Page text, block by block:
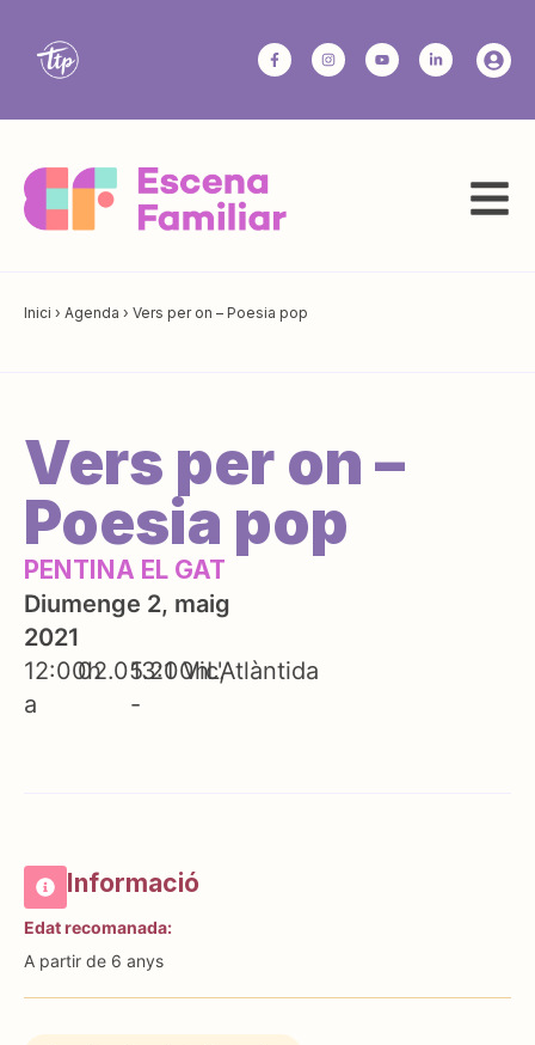
Inici › Agenda › Vers per on – Poesia pop
Vers per on –
Poesia pop
PENTINA EL GAT
Diumenge 2, maig
2021
12:00h
a
02.05.21
13:00h
-
VicL'Atlàntida
Informació
Edat recomanada:
A partir de 6 anys